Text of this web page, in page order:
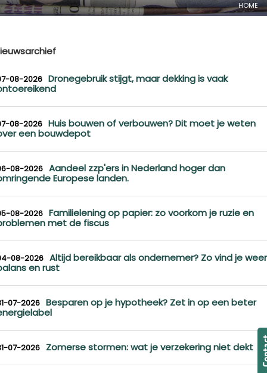
HOME
08-2026 Dronegebruik stijgt, maar dekking is vaak
08-2026 Huis bouwen of verbouwen? Dit moet je weten
een bouwdepot
08-2026 Aandeel zzp'ers in Nederland hoger dan
Europese landen.
08-2026 Familielening op papier: zo voorkom je ruzie en
met de fiscus
08-2026 Altijd bereikbaar als ondernemer? Zo vind je weer
en rust
07-2026 Besparen op je hypotheek? Zet in op een beter
07-2026 Zomerse stormen: wat je verzekering niet dekt